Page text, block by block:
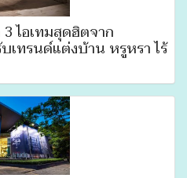
ไอเทมสุดฮิตจาก
ทรนด์แต่งบ้าน หรูหรา ไร้